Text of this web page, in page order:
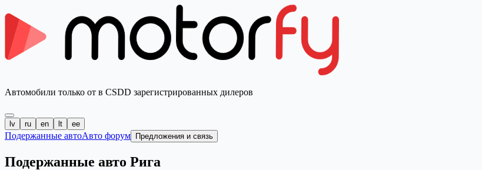
Автомобили только от в CSDD зарегистрированных дилеров
lv ru en lt ee
Подержанные автоАвто форум Предложения и связь
Подержанные авто Рига